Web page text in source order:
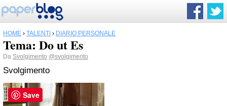
HOME › TALENTI › DIARIO PERSONALE
Tema: Do ut Es
Da Svolgimento @svolgimento
Svolgimento
Save